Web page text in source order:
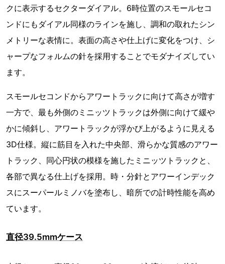
クに表示するセクターダイアル。6時位置のスモールセコ
ンドにもダイアル同様のラインを施し、調和の取れたシン
メトリーな表情に。表面の高さや仕上げに変化をつけ、シ
ャープなフォルムの針を採用することでモダナイズしてい
ます。
スモールセコンドからアワートラックに向けて高さが増す
一方で、最も外側のミニッツトラックは外側に向けて緩や
かに傾斜し、アワートラックが浮かび上がるように見える
3D仕様。縦に筋目を入れた中央部、滑らかな質感のアワー
トラック、同心円状の模様を施したミニッツトラックと、
各部で異なる仕上げを採用。時・分針とアワーインデック
スにスーパールミノバを塗布し、暗所での計時性能を高め
ています。
直径39.5mmケース